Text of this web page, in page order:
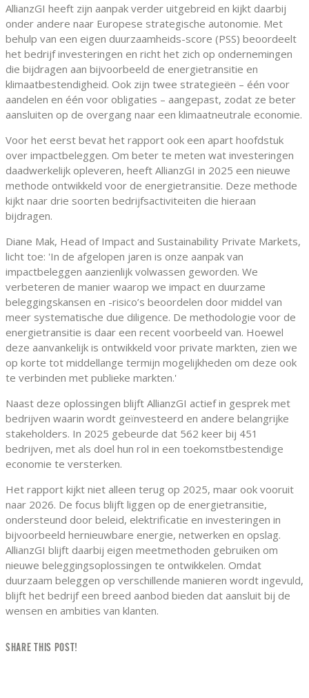
AllianzGI heeft zijn aanpak verder uitgebreid en kijkt daarbij
onder andere naar Europese strategische autonomie. Met
behulp van een eigen duurzaamheids-score (PSS) beoordeelt
het bedrijf investeringen en richt het zich op ondernemingen
die bijdragen aan bijvoorbeeld de energietransitie en
klimaatbestendigheid. Ook zijn twee strategieën – één voor
aandelen en één voor obligaties – aangepast, zodat ze beter
aansluiten op de overgang naar een klimaatneutrale economie.
Voor het eerst bevat het rapport ook een apart hoofdstuk
over impactbeleggen. Om beter te meten wat investeringen
daadwerkelijk opleveren, heeft AllianzGI in 2025 een nieuwe
methode ontwikkeld voor de energietransitie. Deze methode
kijkt naar drie soorten bedrijfsactiviteiten die hieraan
bijdragen.
Diane Mak, Head of Impact and Sustainability Private Markets,
licht toe: 'In de afgelopen jaren is onze aanpak van
impactbeleggen aanzienlijk volwassen geworden. We
verbeteren de manier waarop we impact en duurzame
beleggingskansen en -risico’s beoordelen door middel van
meer systematische due diligence. De methodologie voor de
energietransitie is daar een recent voorbeeld van. Hoewel
deze aanvankelijk is ontwikkeld voor private markten, zien we
op korte tot middellange termijn mogelijkheden om deze ook
te verbinden met publieke markten.'
Naast deze oplossingen blijft AllianzGI actief in gesprek met
bedrijven waarin wordt geïnvesteerd en andere belangrijke
stakeholders. In 2025 gebeurde dat 562 keer bij 451
bedrijven, met als doel hun rol in een toekomstbestendige
economie te versterken.
Het rapport kijkt niet alleen terug op 2025, maar ook vooruit
naar 2026. De focus blijft liggen op de energietransitie,
ondersteund door beleid, elektrificatie en investeringen in
bijvoorbeeld hernieuwbare energie, netwerken en opslag.
AllianzGI blijft daarbij eigen meetmethoden gebruiken om
nieuwe beleggingsoplossingen te ontwikkelen. Omdat
duurzaam beleggen op verschillende manieren wordt ingevuld,
blijft het bedrijf een breed aanbod bieden dat aansluit bij de
wensen en ambities van klanten.
SHARE THIS POST!